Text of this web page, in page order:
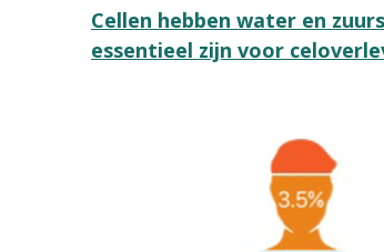
Cellen hebben water en
essentieel zijn voor